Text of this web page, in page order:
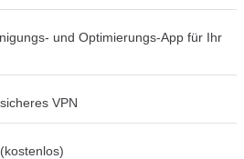
und Optimierungs-App für Ihr
VPN